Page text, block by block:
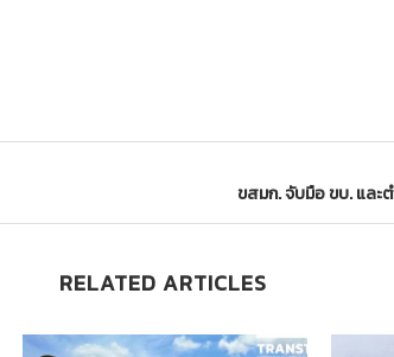
ขสมก. จับมือ ขบ. และ
RELATED ARTICLES